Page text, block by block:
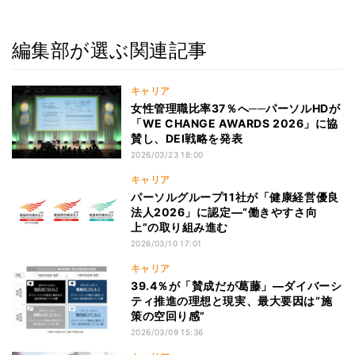
編集部が選ぶ関連記事
キャリア
女性管理職比率37％へ──パーソルHDが
「WE CHANGE AWARDS 2026」に協
賛し、DEI戦略を発表
2026/03/23 18:00
キャリア
パーソルグループ11社が「健康経営優良
法人2026」に認定―“働きやすさ向
上”の取り組み進む
2026/03/10 17:01
キャリア
39.4％が「賛成だが葛藤」―ダイバーシ
ティ推進の理想と現実、最大要因は“施
策の空回り感”
2026/03/09 15:36